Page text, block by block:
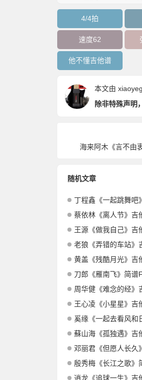
4/4拍
速度62
他不懂吉他谱
本文由
除非特殊声明
海来阿木《言不由
随机文章
丁程鑫《一起跳舞吧
蔡依林《离人节》吉
王源《做我自己》吉
老狼《弄错的车站》
黄盖《残酷月光》吉
刀郎《雁南飞》简谱
周华健《难念的经》
王心凌《小星星》吉
奚缘《一起去看风和
蘇山海《孤独遇》吉
邓丽君《但愿人长久
殷秀梅《长江之歌》
逍龙《追球一生》吉